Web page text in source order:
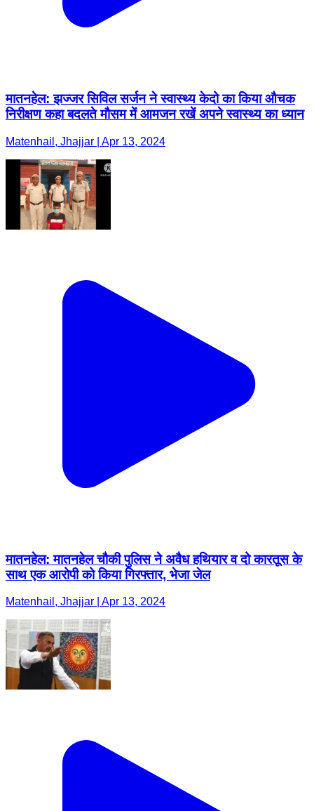
मातनहेल: झज्जर सिविल सर्जन ने स्वास्थ्य केदो का किया औचक
निरीक्षण कहा बदलते मौसम में आमजन रखें अपने स्वास्थ्य का ध्यान
Matenhail, Jhajjar | Apr 13, 2024
मातनहेल: मातनहेल चौकी पुलिस ने अवैध हथियार व दो कारतूस के
साथ एक आरोपी को किया गिरफ्तार, भेजा जेल
Matenhail, Jhajjar | Apr 13, 2024